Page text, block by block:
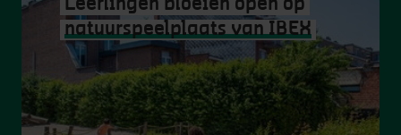
Leerlingen bloeien open op
natuurspeelplaats van IBEX